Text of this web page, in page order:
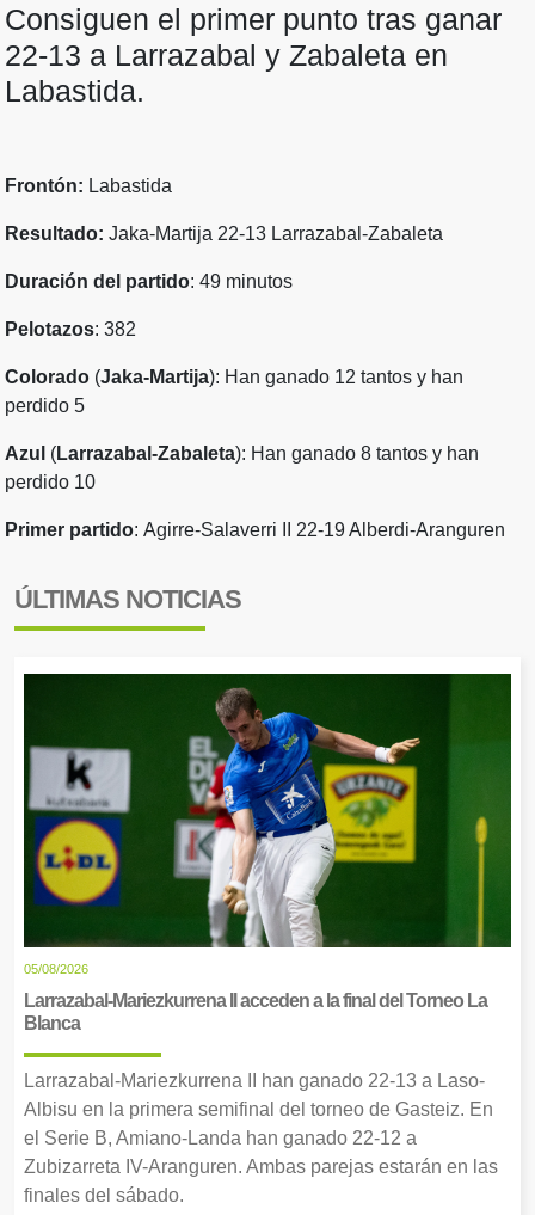
Consiguen el primer punto tras ganar
22-13 a Larrazabal y Zabaleta en
Labastida.
Frontón: Labastida
Resultado: Jaka-Martija 22-13 Larrazabal-Zabaleta
Duración del partido: 49 minutos
Pelotazos: 382
Colorado (Jaka-Martija): Han ganado 12 tantos y han
perdido 5
Azul (Larrazabal-Zabaleta): Han ganado 8 tantos y han
perdido 10
Primer partido: Agirre-Salaverri II 22-19 Alberdi-Aranguren
ÚLTIMAS NOTICIAS
05/08/2026
Larrazabal-Mariezkurrena II acceden a la final del Torneo La
Blanca
Larrazabal-Mariezkurrena II han ganado 22-13 a Laso-
Albisu en la primera semifinal del torneo de Gasteiz. En
el Serie B, Amiano-Landa han ganado 22-12 a
Zubizarreta IV-Aranguren. Ambas parejas estarán en las
finales del sábado.